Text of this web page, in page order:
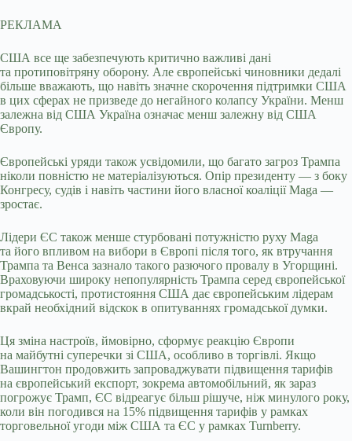
РЕКЛАМА
США все ще забезпечують критично важливі дані
та протиповітряну оборону. Але європейські чиновники дедалі
більше вважають, що навіть значне скорочення підтримки США
в цих сферах не призведе до негайного колапсу України. Менш
залежна від США Україна означає менш залежну від США
Європу.
Європейські уряди також усвідомили, що багато загроз Трампа
ніколи повністю не матеріалізуються. Опір президенту — з боку
Конгресу, судів і навіть частини його власної коаліції Maga —
зростає.
Лідери ЄС також менше стурбовані потужністю руху Maga
та його впливом на вибори в Європі після того, як втручання
Трампа та Венса зазнало такого разючого провалу в Угорщині.
Враховуючи широку непопулярність Трампа серед європейської
громадськості, протистояння США дає європейським лідерам
вкрай необхідний відскок в опитуваннях громадської думки.
Ця зміна настроїв, ймовірно, сформує реакцію Європи
на майбутні суперечки зі США, особливо в торгівлі. Якщо
Вашингтон продовжить запроваджувати підвищення тарифів
на європейський експорт, зокрема автомобільний, як зараз
погрожує Трамп, ЄС відреагує більш рішуче, ніж минулого року,
коли він погодився на 15% підвищення тарифів у рамках
торговельної угоди між США та ЄС у рамках Turnberry.